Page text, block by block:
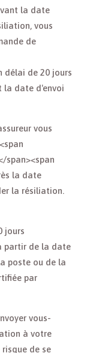
la date
vous
de
délai de 20 jours
la date d'envoi
vous
span><span
la date
la résiliation.
jours
partir de la date
poste ou de la
par
vous-
à votre
de se